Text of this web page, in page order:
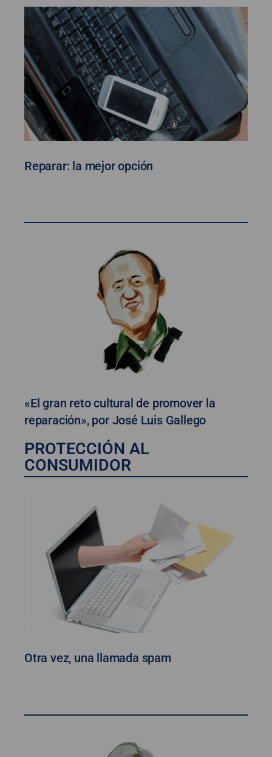
Reparar: la mejor opción
«El gran reto cultural de promover la
reparación», por José Luis Gallego
PROTECCIÓN AL
CONSUMIDOR
Otra vez, una llamada spam